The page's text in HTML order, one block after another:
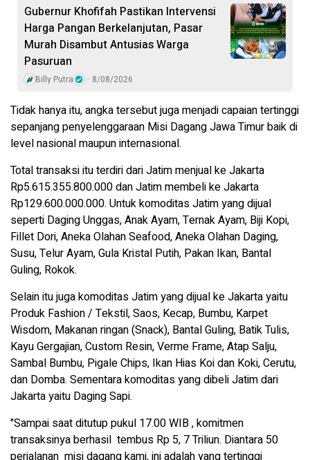
Gubernur Khofifah Pastikan Intervensi
Harga Pangan Berkelanjutan, Pasar
Murah Disambut Antusias Warga
Pasuruan
Billy Putra 8/08/2026
Tidak hanya itu, angka tersebut juga menjadi capaian tertinggi
sepanjang penyelenggaraan Misi Dagang Jawa Timur baik di
level nasional maupun internasional.
Total transaksi itu terdiri dari Jatim menjual ke Jakarta
Rp5.615.355.800.000 dan Jatim membeli ke Jakarta
Rp129.600.000.000. Untuk komoditas Jatim yang dijual
seperti Daging Unggas, Anak Ayam, Ternak Ayam, Biji Kopi,
Fillet Dori, Aneka Olahan Seafood, Aneka Olahan Daging,
Susu, Telur Ayam, Gula Kristal Putih, Pakan Ikan, Bantal
Guling, Rokok.
Selain itu juga komoditas Jatim yang dijual ke Jakarta yaitu
Produk Fashion / Tekstil, Saos, Kecap, Bumbu, Karpet
Wisdom, Makanan ringan (Snack), Bantal Guling, Batik Tulis,
Kayu Gergajian, Custom Resin, Verme Frame, Atap Salju,
Sambal Bumbu, Pigale Chips, Ikan Hias Koi dan Koki, Cerutu,
dan Domba. Sementara komoditas yang dibeli Jatim dari
Jakarta yaitu Daging Sapi.
"Sampai saat ditutup pukul 17.00 WIB , komitmen
transaksinya berhasil tembus Rp 5, 7 Triliun. Diantara 50